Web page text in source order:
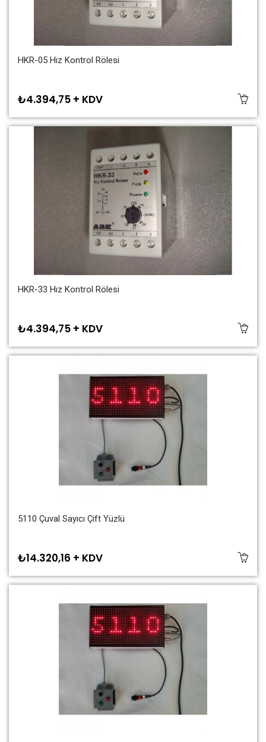
HKR-05 Hız Kontrol Rölesi
₺4.394,75 + KDV
HKR-33 Hız Kontrol Rölesi
₺4.394,75 + KDV
5110 Çuval Sayıcı Çift Yüzlü
₺14.320,16 + KDV